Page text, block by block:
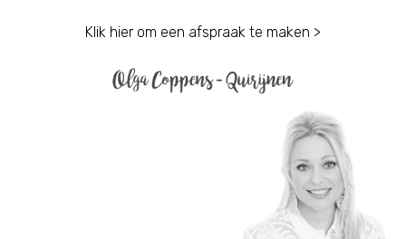
Klik hier om een afspraak te maken >